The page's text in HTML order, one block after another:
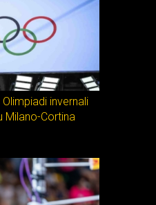
invernali
Milano-Cortina